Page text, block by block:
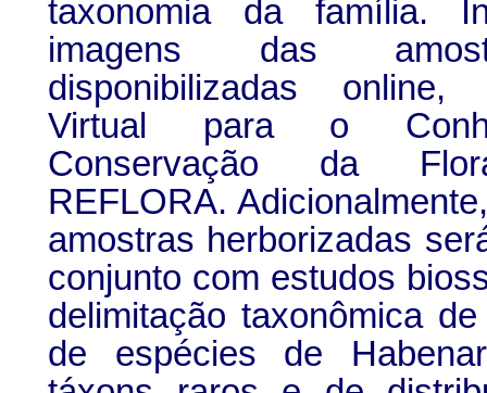
taxonomia da família.
imagens das
disponibilizadas
Virtual para o
Conservação da
REFLORA.
amostras herborizadas
conjunto com estudos
delimitação taxonômica
de espécies de